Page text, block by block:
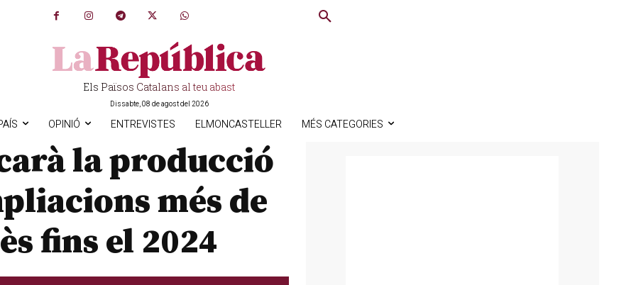
Els Països Catalans al teu abast
Dissabte, 08 de agost del 2026
OPINIÓ ENTREVISTES ELMONCASTELLER MÉS CATEGORIES
la producció
més de
fins el 2024